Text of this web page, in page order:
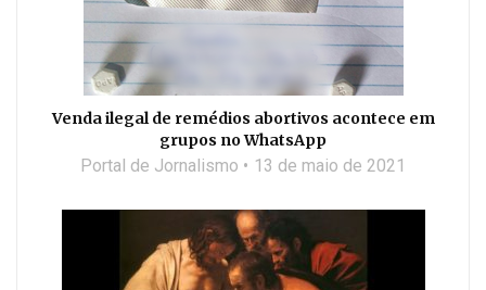
Venda ilegal de remédios abortivos acontece em
grupos no WhatsApp
Portal de Jornalismo 13 de maio de 2021